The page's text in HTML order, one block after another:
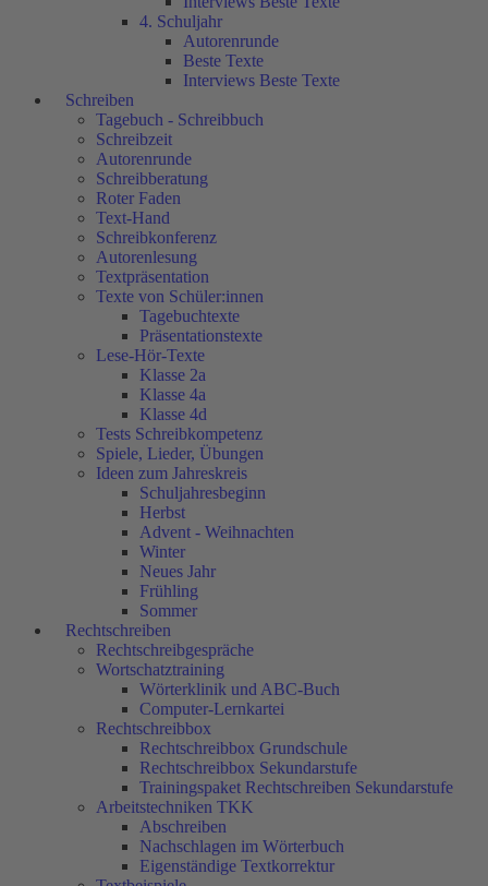
4. Schuljahr
Autorenrunde
Beste Texte
Interviews Beste Texte
Schreiben
Tagebuch - Schreibbuch
Schreibzeit
Autorenrunde
Schreibberatung
Roter Faden
Text-Hand
Schreibkonferenz
Autorenlesung
Textpräsentation
Texte von Schüler:innen
Tagebuchtexte
Präsentationstexte
Lese-Hör-Texte
Klasse 2a
Klasse 4a
Klasse 4d
Tests Schreibkompetenz
Spiele, Lieder, Übungen
Ideen zum Jahreskreis
Schuljahresbeginn
Herbst
Advent - Weihnachten
Winter
Neues Jahr
Frühling
Sommer
Rechtschreiben
Rechtschreibgespräche
Wortschatztraining
Wörterklinik und ABC-Buch
Computer-Lernkartei
Rechtschreibbox
Rechtschreibbox Grundschule
Rechtschreibbox Sekundarstufe
Trainingspaket Rechtschreiben Sekundarstufe
Arbeitstechniken TKK
Abschreiben
Nachschlagen im Wörterbuch
Eigenständige Textkorrektur